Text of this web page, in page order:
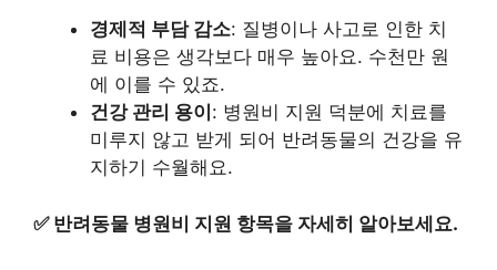
경제적 부담 감소: 질병이나 사고로 인한 치
료 비용은 생각보다 매우 높아요. 수천만 원
에 이를 수 있죠.
건강 관리 용이 : 병원비 지원 덕분에 치료를
미루지 않고 받게 되어 반려동물의 건강을 유
지하기 수월해요.
✅ 반려동물 병원비 지원 항목을 자세히 알아보세요.